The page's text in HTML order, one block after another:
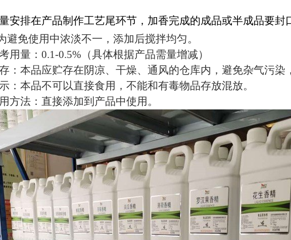
安排在产品制作工艺尾环节，加香完成的成品或半成品要封
避免使用中浓淡不一，添加后搅拌均匀。
用量：0.1-0.5%（具体根据产品需量增减）
：本品应贮存在阴凉、干燥、通风的仓库内，避免杂气污染
：本品不可以直接食用，不能和有毒物品存放混放。
方法：直接添加到产品中使用。